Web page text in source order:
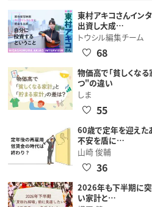
東村アキコさんイン
出資し大成…
トウシル編集チーム
68
物価高で「貧しくな
つ"の違い
しま
55
60歳で定年を迎えた
不安を盾に…
山崎 俊輔
36
2026年も下半期に突
い家計と…